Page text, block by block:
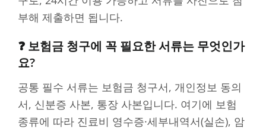
부해 제출하면 됩니다.
❓ 보험금 청구에 꼭 필요한 서류는 무엇인가
요?
공통 필수 서류는 보험금 청구서, 개인정보 동의
서, 신분증 사본, 통장 사본입니다. 여기에 보험
종류에 따라 진료비 영수증·세부내역서(실손), 암